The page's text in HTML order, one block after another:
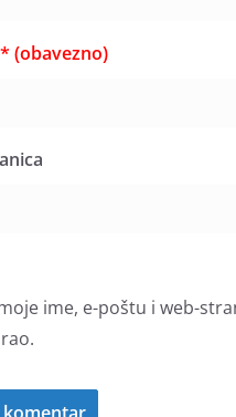
* (obavezno)
ime, e-poštu i web-